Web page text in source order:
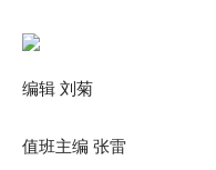
编辑 刘菊
值班主编 张雷